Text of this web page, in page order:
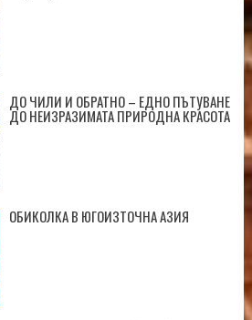
ДО ЧИЛИ И ОБРАТНО – ЕДНО ПЪТУВАНЕ
ДО НЕИЗРАЗИМАТА ПРИРОДНА КРАСОТА
ОБИКОЛКА В ЮГОИЗТОЧНА АЗИЯ